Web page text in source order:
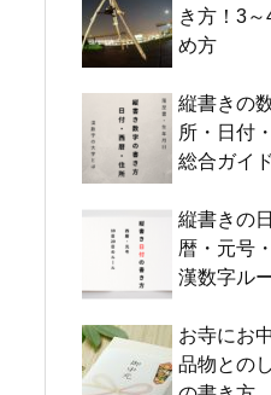
き方！3
め方
縦書きの
所・日付
総合ガイド
縦書きの
暦・元号
漢数字ル
お寺にお
品物との